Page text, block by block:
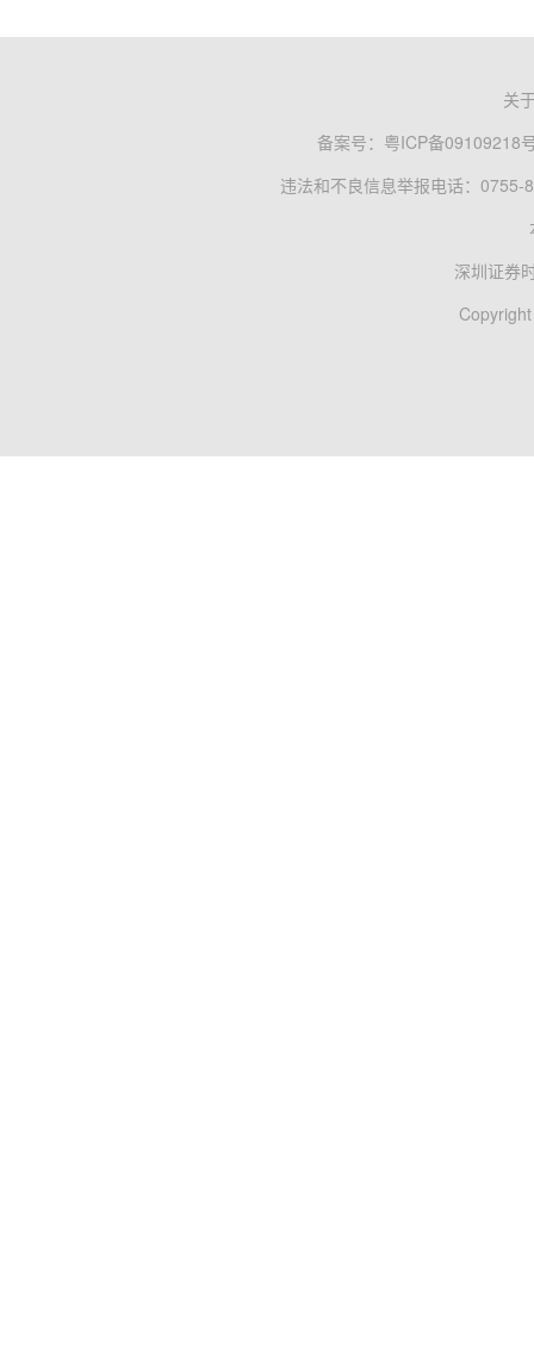
关
备案号： 粤ICP备09109218
违法和不良信息举报电话：0755-
深圳证券